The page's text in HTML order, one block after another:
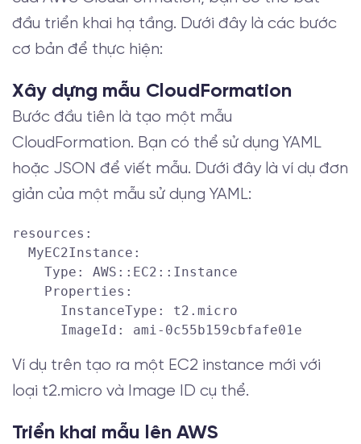
đầu triển khai hạ tầng. Dưới đây là các bước
cơ bản để thực hiện:
Xây dựng mẫu CloudFormation
Bước đầu tiên là tạo một mẫu
CloudFormation. Bạn có thể sử dụng YAML
hoặc JSON để viết mẫu. Dưới đây là ví dụ đơn
giản của một mẫu sử dụng YAML:
resources:
  MyEC2Instance:
    Type: AWS::EC2::Instance
    Properties:
      InstanceType: t2.micro
Ví dụ trên tạo ra một EC2 instance mới với
loại t2.micro và Image ID cụ thể.
Triển khai mẫu lên AWS